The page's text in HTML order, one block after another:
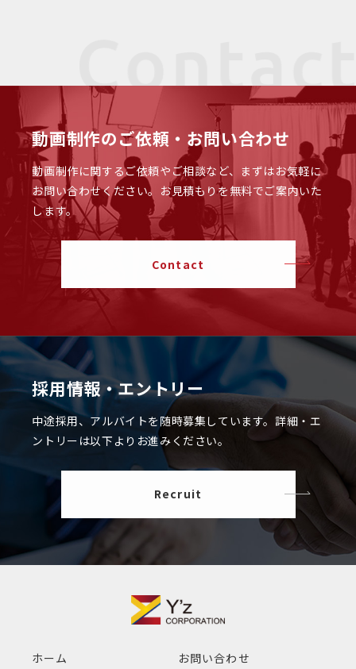
動画制作のご依頼・お問い合わせ
動画制作に関するご依頼やご相談など、まずはお気軽に
お問い合わせください。 お見積もりを無料でご案内いた
します。
Contact
採用情報・エントリー
中途採用、アルバイトを随時募集しています。 詳細・エ
ントリーは以下よりお進みください。
Recruit
ホーム お問い合わせ